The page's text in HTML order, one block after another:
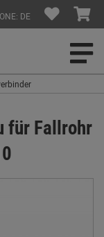
DE
für Fallrohr